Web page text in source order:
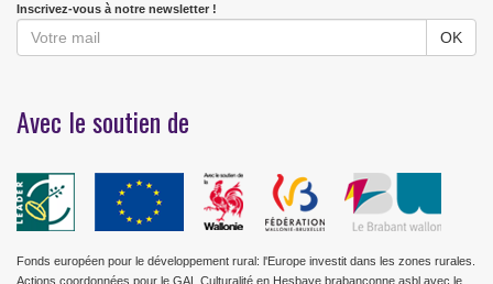
Inscrivez-vous à notre newsletter !
Avec le soutien de
Fonds européen pour le développement rural: l'Europe investit dans les zones rurales.
Actions coordonnées pour le GAL Culturalité en Hesbaye brabançonne asbl avec le